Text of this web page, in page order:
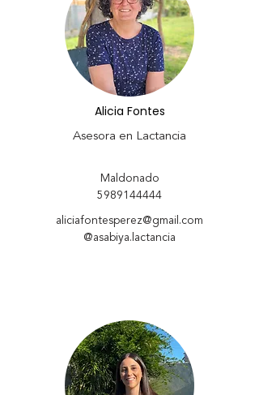
Alicia Fontes
Asesora en Lactancia
Maldonado
5989144444
aliciafontesperez@gmail.com
@asabiya.lactancia